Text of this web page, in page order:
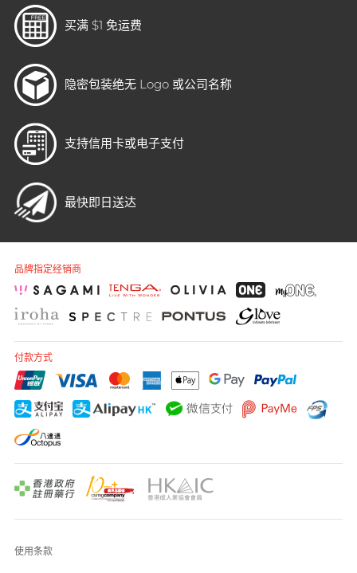
买满 $1 免运费
隐密包装绝无 Logo 或公司名称
支持信用卡或电子支付
最快即日送达
品牌指定经销商
付款方式
使用条款